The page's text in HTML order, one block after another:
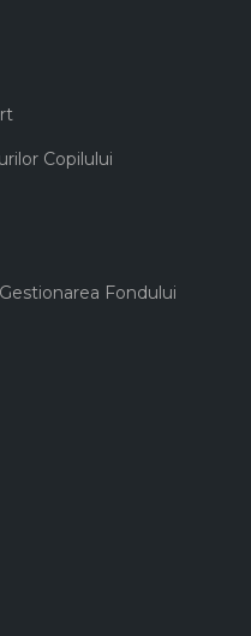
Copilului
Fondului